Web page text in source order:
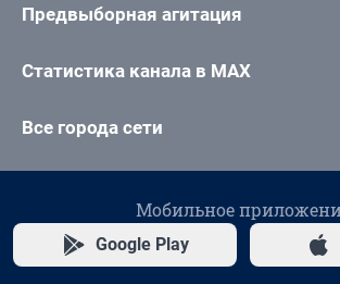
Предвыборная агитация
Статистика канала в MAX
Все города сети
Мобильное
Google Play